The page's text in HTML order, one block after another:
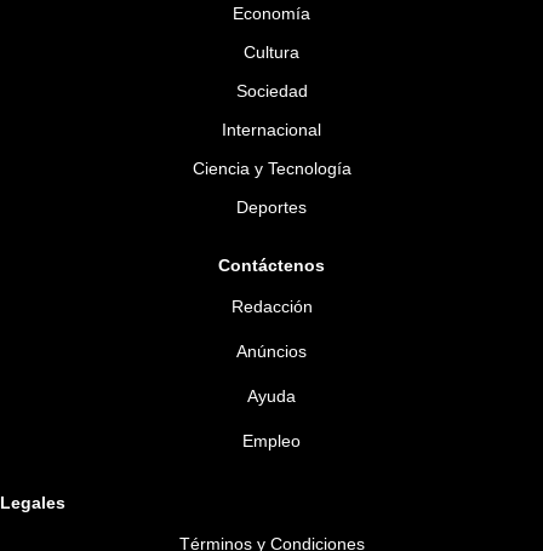
Economía
Cultura
Sociedad
Internacional
Ciencia y Tecnología
Deportes
Contáctenos
Redacción
Anúncios
Ayuda
Empleo
Legales
Términos y Condiciones